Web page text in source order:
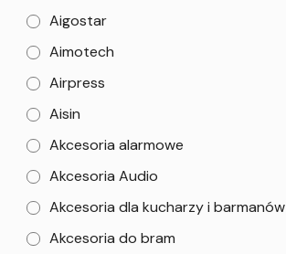
Aigostar
Aimotech
Airpress
Aisin
Akcesoria alarmowe
Akcesoria Audio
Akcesoria dla kucharzy i barmanów
Akcesoria do bram